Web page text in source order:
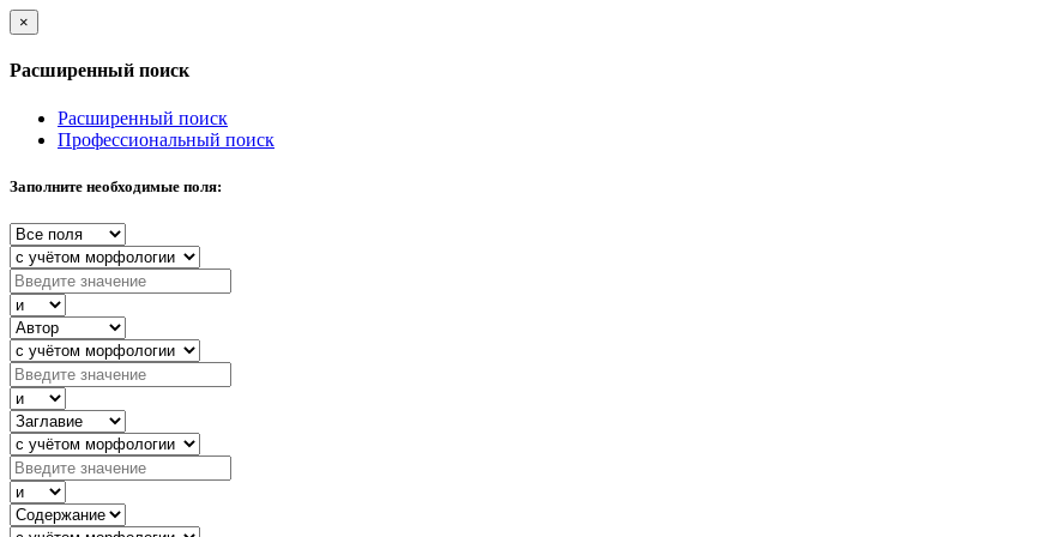
×
Расширенный поиск
Расширенный поиск
Профессиональный поиск
Заполните необходимые поля: